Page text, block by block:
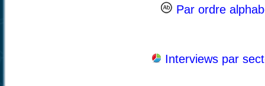
Par ordre
Interviews par